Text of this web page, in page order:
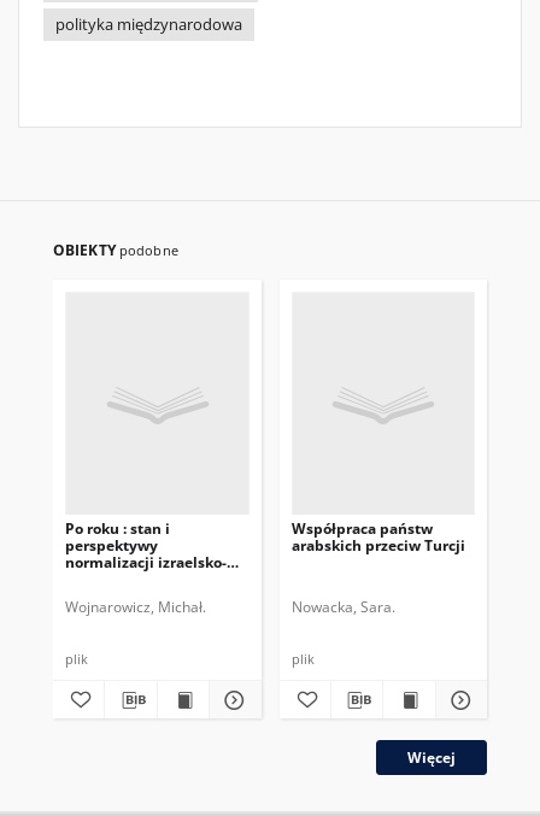
polityka międzynarodowa
OBIEKTY podobne
Po roku : stan i
perspektywy
normalizacji izraelsko-
Wojnarowicz, Michał.
plik
Współpraca państw
arabskich przeciw Turcji
Nowacka, Sara.
plik
Więcej